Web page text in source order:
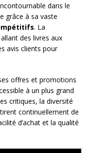
dans le
grâce à sa vaste
. La
des livres aux
avis clients pour
offres et promotions
à un plus grand
critiques, la diversité
continuellement de
d’achat et la qualité